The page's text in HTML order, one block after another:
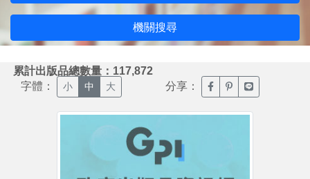
機關搜尋
累計出版品總數量：117,872
字體： 小 中 大 分享： 臉書分享(另開新視窗)
噗浪分享(另開新
Line分享(另